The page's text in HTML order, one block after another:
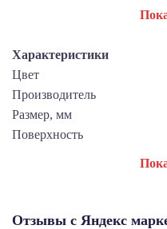
Характеристики
Цвет
Производитель
Размер, мм
Поверхность
Отзывы с Яндекс